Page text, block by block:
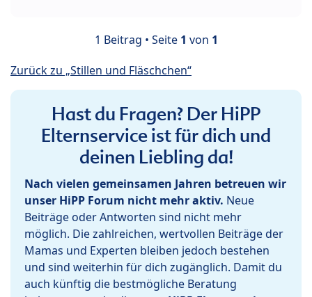
1 Beitrag • Seite 1 von 1
Zurück zu „Stillen und Fläschchen“
Hast du Fragen? Der HiPP
Elternservice ist für dich und
deinen Liebling da!
Nach vielen gemeinsamen Jahren betreuen wir
unser HiPP Forum nicht mehr aktiv. Neue
Beiträge oder Antworten sind nicht mehr
möglich. Die zahlreichen, wertvollen Beiträge der
Mamas und Experten bleiben jedoch bestehen
und sind weiterhin für dich zugänglich. Damit du
auch künftig die bestmögliche Beratung